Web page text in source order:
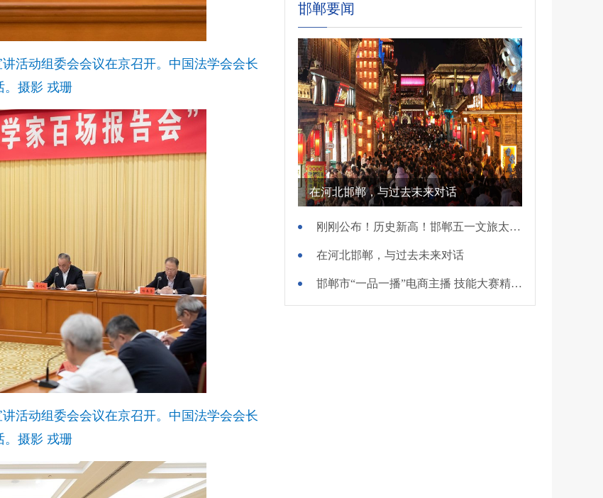
活动组委会会议在京召开。中国法学会会长
。摄影 戎珊
活动组委会会议在京召开。中国法学会会长
。摄影 戎珊
邯郸要闻
在河北邯郸，与过去未来对话
刚刚公布！历史新高！邯郸五一文旅太火爆！
在河北邯郸，与过去未来对话
邯郸市“一品一播”电商主播 技能大赛精彩开赛